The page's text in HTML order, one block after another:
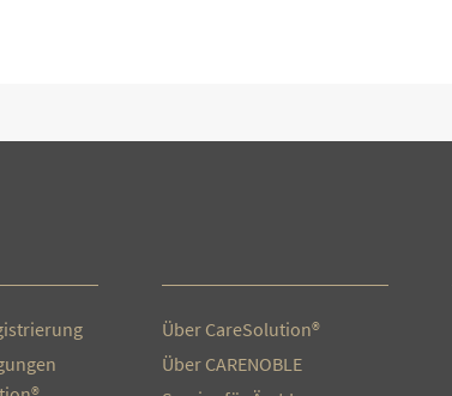
Über CareSolution®
Über CARENOBLE